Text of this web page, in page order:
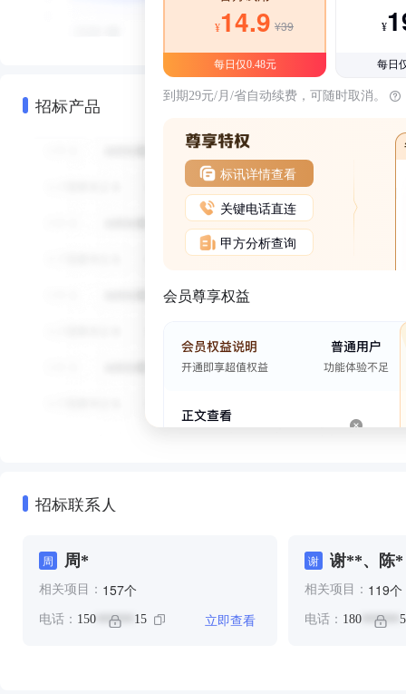
招标产品
¥14.9 ¥39
每日仅0.48元
¥
每日
到期29元/月/省自动续费，可随时取消。
标讯详情查看
关键电话直连
甲方分析查询
会员尊享权益
招标联系人
周 周*
相关项目： 157个
电话： 150 ****** 15 立即查看
谢 谢**、陈*
相关项目： 119个
电话： 180******